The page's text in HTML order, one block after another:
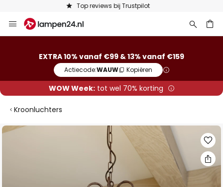
Keuze uit 50.000 lampen
naar
EXTRA 10% vanaf €99 & 13% vanaf €159
Actiecode:WAUW Kopiëren
WOW Week:tot wel 70% korting
Kroonluchters
Ga